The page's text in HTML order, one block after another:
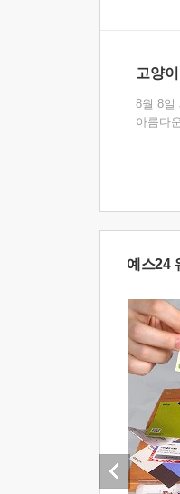
고양
8월 8일
아름다
예스24